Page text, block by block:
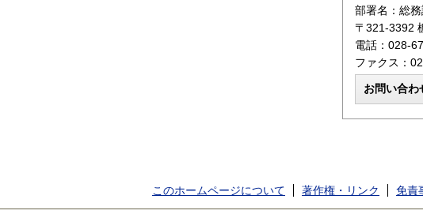
部署名：総
〒321-3392
電話：028-
ファクス：
このホームページについて 著作権・リンク 免責